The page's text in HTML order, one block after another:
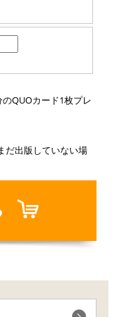
QUOカード1枚プレ
だ出版していない場